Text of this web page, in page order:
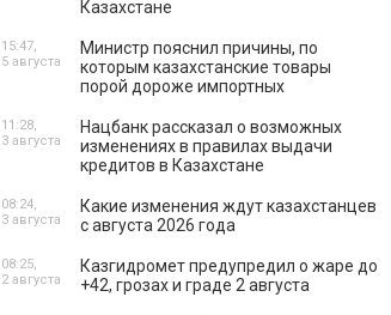
Казахстане
Министр пояснил причины, по
которым казахстанские товары
порой дороже импортных
15:47,
5 августа
Нацбанк рассказал о возможных
изменениях в правилах выдачи
кредитов в Казахстане
11:28,
3 августа
Какие изменения ждут казахстанцев
с августа 2026 года
08:24,
3 августа
Казгидромет предупредил о жаре до
+42, грозах и граде 2 августа
08:25,
2 августа